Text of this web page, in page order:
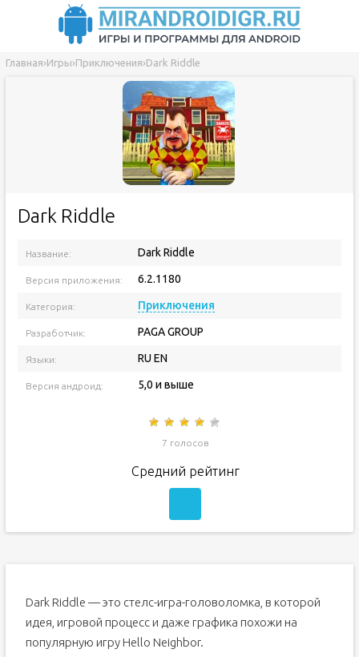
Главная›Игры›Приключения›Dark Riddle
Dark Riddle
Название: Dark Riddle
Версия приложения: 6.2.1180
Категория: Приключения
Разработчик: PAGA GROUP
Языки: RU EN
Версия андроид: 5,0 и выше
7 голосов
Средний рейтинг
Dark Riddle — это стелс-игра-головоломка, в которой
идея, игровой процесс и даже графика похожи на
популярную игру Hello Neighbor.